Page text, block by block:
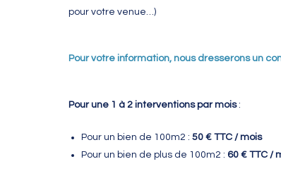
pour votre venue…)
Pour votre information, nous dresserons un
Pour une 1 à 2 interventions par mois:
Pour un bien de 100m2 :50 € TTC / mois
Pour un bien de plus de 100m2 : 60 € TTC /